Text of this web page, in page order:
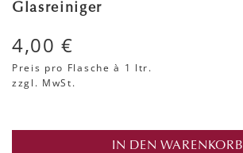
Glasreiniger
4,00 €
Preis pro Flascheà 1 ltr.
zzgl. MwSt.
IN DEN WARENKORB